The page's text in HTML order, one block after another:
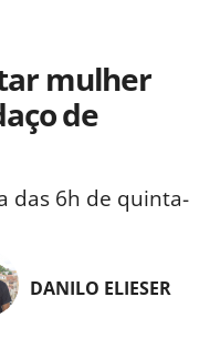
mulher
de
das 6h de quinta-
DANILO ELIESER